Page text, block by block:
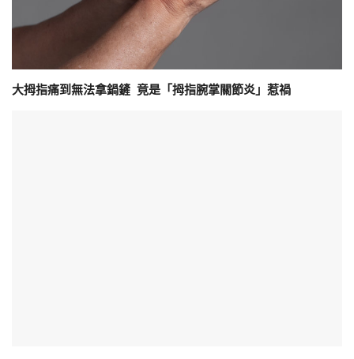
大拇指痛到無法拿鍋鏟 竟是「拇指腕掌關節炎」惹禍